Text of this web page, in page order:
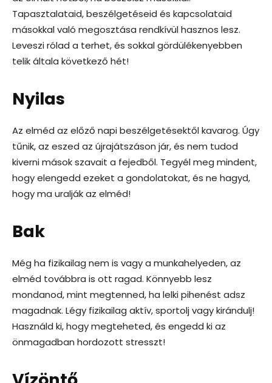
Tapasztalataid, beszélgetéseid és kapcsolataid
másokkal való megosztása rendkívül hasznos lesz.
Leveszi rólad a terhet, és sokkal gördülékenyebben
telik általa következő hét!
Nyilas
Az elméd az előző napi beszélgetésektől kavarog. Úgy
tűnik, az eszed az újrajátszáson jár, és nem tudod
kiverni mások szavait a fejedből. Tegyél meg mindent,
hogy elengedd ezeket a gondolatokat, és ne hagyd,
hogy ma uralják az elméd!
Bak
Még ha fizikailag nem is vagy a munkahelyeden, az
elméd továbbra is ott ragad. Könnyebb lesz
mondanod, mint megtenned, ha lelki pihenést adsz
magadnak. Légy fizikailag aktív, sportolj vagy kirándulj!
Használd ki, hogy megteheted, és engedd ki az
önmagadban hordozott stresszt!